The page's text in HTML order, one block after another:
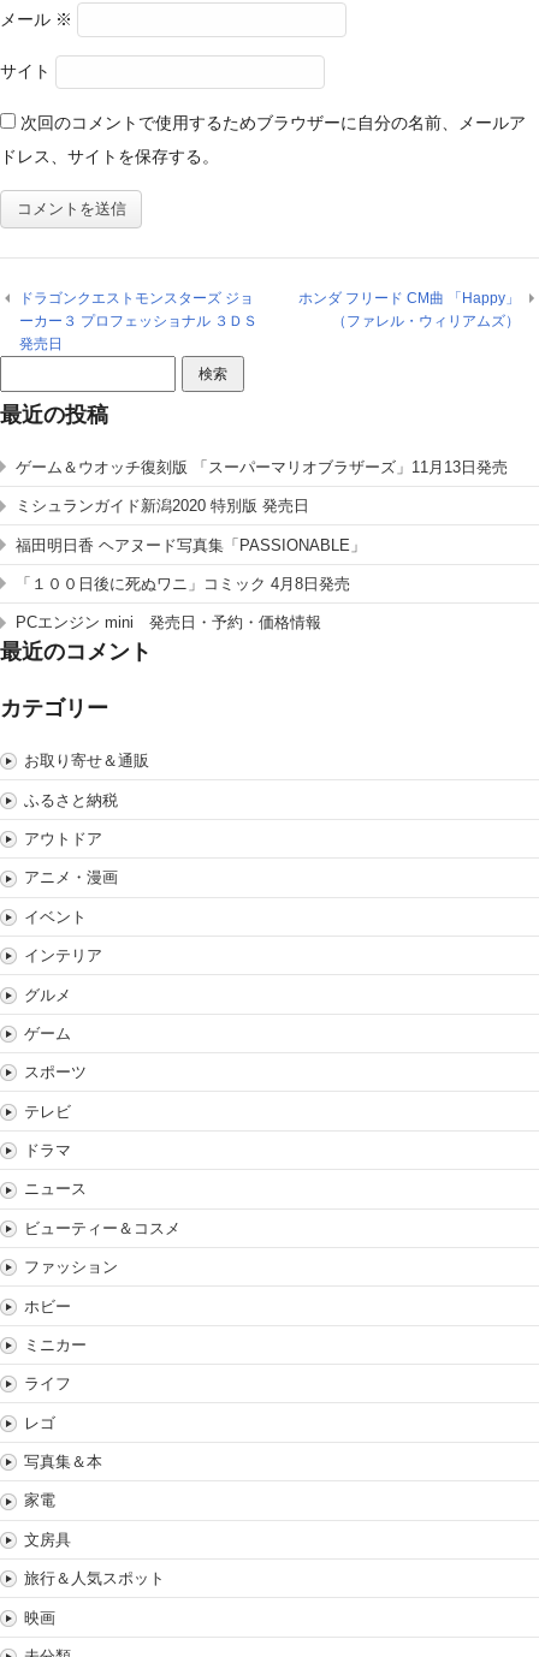
メール ※
サイト
次回のコメントで使用するためブラウザーに自分の名前、メールア
ドレス、サイトを保存する。
ドラゴンクエストモンスターズ ジョ
ーカー３ プロフェッショナル ３ＤＳ
発売日
ホンダ フリード CM曲 「Happy」
（ファレル・ウィリアムズ）
索:
最近の投稿
ゲーム＆ウオッチ復刻版 「スーパーマリオブラザーズ」11月13日発売
ミシュランガイド新潟2020 特別版 発売日
福田明日香 ヘアヌード写真集「PASSIONABLE」
「１００日後に死ぬワニ」コミック 4月8日発売
PCエンジン mini 発売日・予約・価格情報
最近のコメント
カテゴリー
お取り寄せ＆通販
ふるさと納税
アウトドア
アニメ・漫画
イベント
インテリア
グルメ
ゲーム
スポーツ
テレビ
ドラマ
ニュース
ビューティー＆コスメ
ファッション
ホビー
ミニカー
ライフ
レゴ
写真集＆本
家電
文房具
旅行＆人気スポット
映画